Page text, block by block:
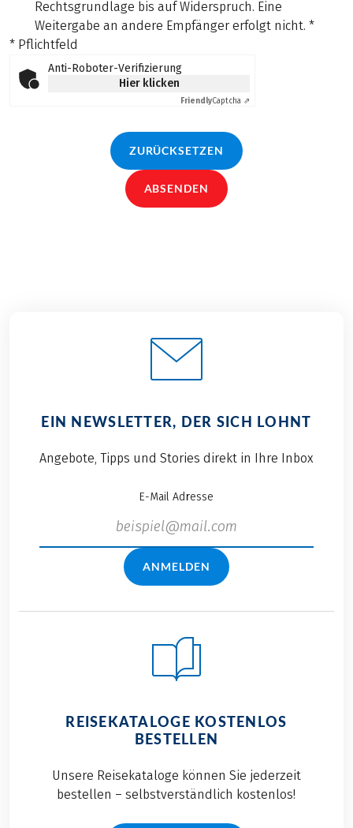
Rechtsgrundlage bis auf Widerspruch. Eine
Weitergabe an andere Empfänger erfolgt nicht. *
* Pflichtfeld
Anti-Roboter-Verifizierung
Hier klicken
FriendlyCaptcha ⇗
ZURÜCKSETZEN
ABSENDEN
EIN NEWSLETTER, DER SICH LOHNT
Angebote, Tipps und Stories direkt in Ihre Inbox
E-Mail Adresse
ANMELDEN
REISEKATALOGE KOSTENLOS
BESTELLEN
Unsere Reisekataloge können Sie jederzeit
bestellen – selbstverständlich kostenlos!